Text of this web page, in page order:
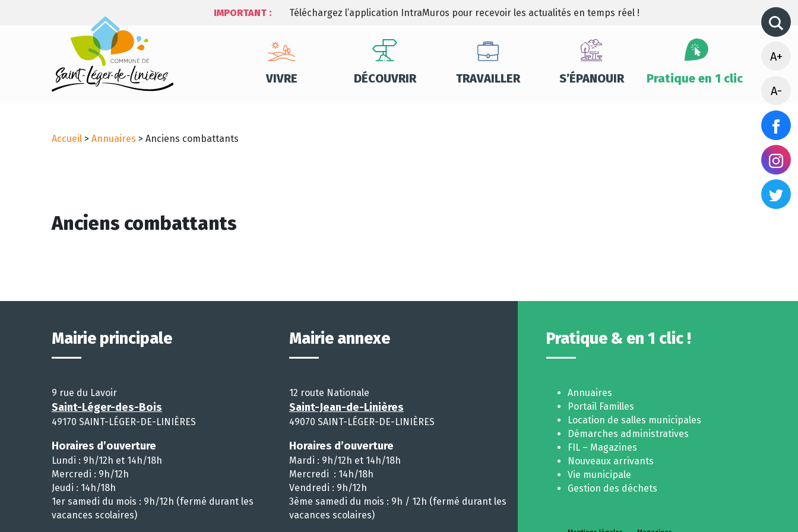
IMPORTANT : Téléchargez l’application IntraMuros pour recevoir les actualités en temps réel !
VIVRE DÉCOUVRIR TRAVAILLER S’ÉPANOUIR Pratique en 1 clic
A+
A-
Accueil > Annuaires > Anciens combattants
Anciens combattants
Mairie principale
9 rue du Lavoir
Saint-Léger-des-Bois
49170 SAINT-LÉGER-DE-LINIÈRES
Horaires d’ouverture
Lundi : 9h/12h et 14h/18h
Mercredi : 9h/12h
Jeudi : 14h/18h
1er samedi du mois : 9h/12h (fermé durant les
vacances scolaires)
Mairie annexe
12 route Nationale
Saint-Jean-de-Linières
49070 SAINT-LÉGER-DE-LINIÈRES
Horaires d’ouverture
Mardi : 9h/12h et 14h/18h
Mercredi : 14h/18h
Vendredi : 9h/12h
3ème samedi du mois : 9h / 12h (fermé durant les
vacances scolaires)
Pratique & en 1 clic !
Annuaires
Portail Familles
Location de salles municipales
Démarches administratives
FIL – Magazines
Nouveaux arrivants
Vie municipale
Gestion des déchets